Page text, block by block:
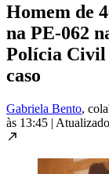
Homem de
na PE-062
Polícia Civil
caso
Gabriela Bento,
às 13:45 | Atualizado